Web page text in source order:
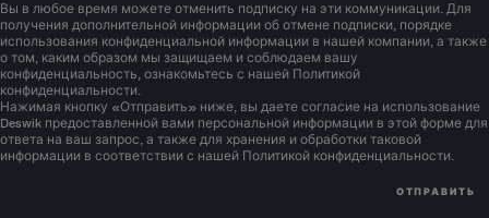
Вы в любое время можете отменить подписку на эти коммуникации. Для
получения дополнительной информации об отмене подписки, порядке
использования конфиденциальной информации в нашей компании, а также
о том, каким образом мы защищаем и соблюдаем вашу
конфиденциальность, ознакомьтесь с нашей Политикой
конфиденциальности.
Нажимая кнопку «Отправить» ниже, вы даете согласие на использование
Deswik предоставленной вами персональной информации в этой форме для
ответа на ваш запрос, а также для хранения и обработки таковой
информации в соответствии с нашей Политикой конфиденциальности.